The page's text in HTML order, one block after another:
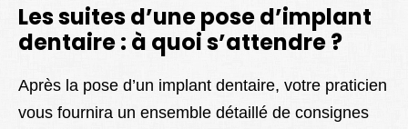
Les suites d’une pose d’implant
dentaire : à quoi s’attendre ?
Après la pose d’un implant dentaire, votre praticien
vous fournira un ensemble détaillé de consignes